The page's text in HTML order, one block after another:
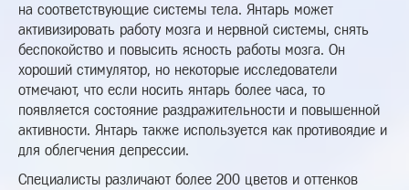
на соответствующие системы тела. Янтарь может
активизировать работу мозга и нервной системы, снять
беспокойство и повысить ясность работы мозга. Он
хороший стимулятор, но некоторые исследователи
отмечают, что если носить янтарь более часа, то
появляется состояние раздражительности и повышенной
активности. Янтарь также используется как противоядие и
для облегчения депрессии.
Специалисты различают более 200 цветов и оттенков